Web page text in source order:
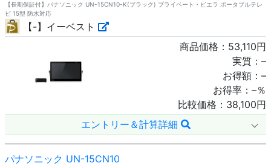
【長期保証付】パナソニック UN-15CN10-K(ブラック) プライベート・ビエラ ポータブルテレ
ビ 15型 防水対応
【-】イーベスト
商品価格： 53,110円
実質： –
お得額： –
お得率： –％
比較価格： 38,100円
エントリー＆計算詳細
パナソニック UN-15CN10